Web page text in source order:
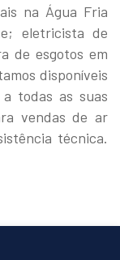
na Água Fria
eletricista de
de esgotos em
disponíveis
todas as suas
vendas de ar
técnica.